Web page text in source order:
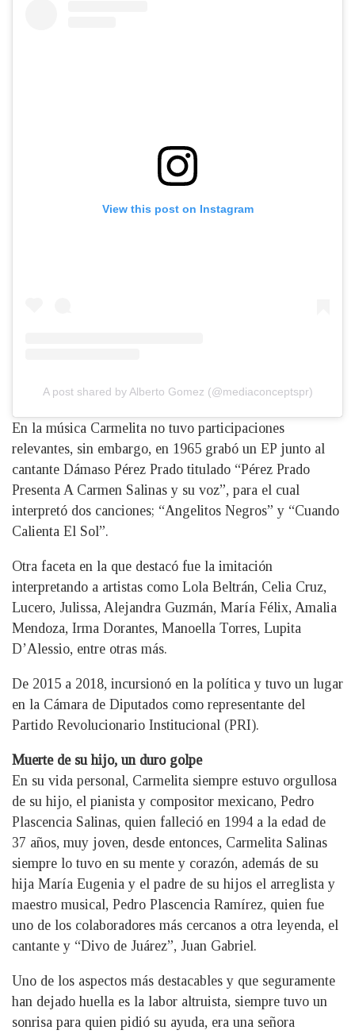
View this post on Instagram
A post shared by Alberto Gomez (@mediaconceptspr)
En la música Carmelita no tuvo participaciones
relevantes, sin embargo, en 1965 grabó un EP junto al
cantante Dámaso Pérez Prado titulado “Pérez Prado
Presenta A Carmen Salinas y su voz”, para el cual
interpretó dos canciones; “Angelitos Negros” y “Cuando
Calienta El Sol”.
Otra faceta en la que destacó fue la imitación
interpretando a artistas como Lola Beltrán, Celia Cruz,
Lucero, Julissa, Alejandra Guzmán, María Félix, Amalia
Mendoza, Irma Dorantes, Manoella Torres, Lupita
D’Alessio, entre otras más.
De 2015 a 2018, incursionó en la política y tuvo un lugar
en la Cámara de Diputados como representante del
Partido Revolucionario Institucional (PRI).
Muerte de su hijo, un duro golpe
En su vida personal, Carmelita siempre estuvo orgullosa
de su hijo, el pianista y compositor mexicano, Pedro
Plascencia Salinas, quien falleció en 1994 a la edad de
37 años, muy joven, desde entonces, Carmelita Salinas
siempre lo tuvo en su mente y corazón, además de su
hija María Eugenia y el padre de su hijos el arreglista y
maestro musical, Pedro Plascencia Ramírez, quien fue
uno de los colaboradores más cercanos a otra leyenda, el
cantante y “Divo de Juárez”, Juan Gabriel.
Uno de los aspectos más destacables y que seguramente
han dejado huella es la labor altruista, siempre tuvo un
sonrisa para quien pidió su ayuda, era una señora